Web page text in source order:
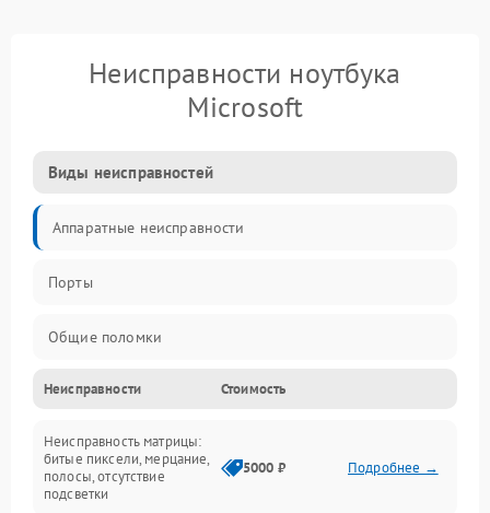
Неисправности ноутбука
Microsoft
Виды неисправностей
Аппаратные неисправности
Порты
Общие поломки
Устройства
Программные ошибки
Электрические и системные сбои
Неисправности Стоимость
Неисправность матрицы:
битые пиксели, мерцание,
полосы, отсутствие
подсветки
5000 ₽ Подробнее →